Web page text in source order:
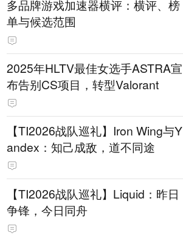
多品牌游戏加速器横评：横评、榜
单与候选范围
2025年HLTV最佳女选手ASTRA宣
布告别CS项目，转型Valorant
【TI2026战队巡礼】Iron Wing与Y
andex：知己成敌，道不同途
【TI2026战队巡礼】Liquid：昨日
争锋，今日同舟